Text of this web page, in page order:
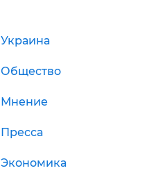
Украина
Общество
Мнение
Пресса
Экономика